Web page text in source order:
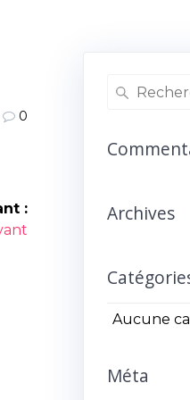
0
:
Recherche
pour
Archives
Aucune
Méta